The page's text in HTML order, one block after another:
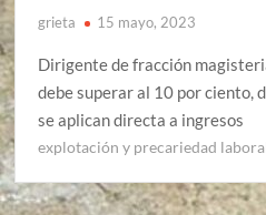
grieta 15 mayo, 2023
Dirigente de fracción
debe superar al 10 por ciento,
se aplican directa a ingresos
explotación y precariedad